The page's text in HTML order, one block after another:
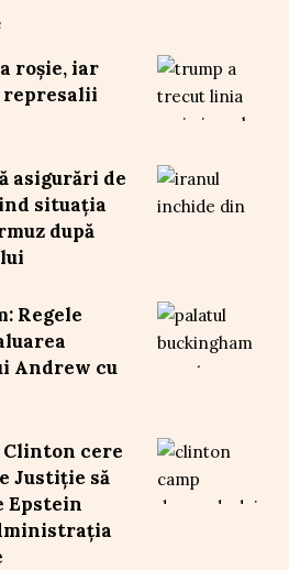
roșie, iar
represalii
asigurări de
situația
după
Regele
Andrew cu
cere
Justiție să
Epstein